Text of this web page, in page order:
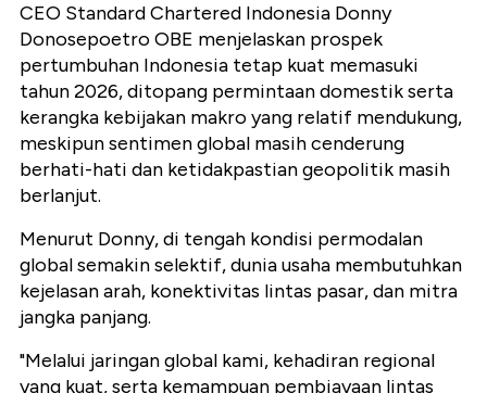
CEO Standard Chartered Indonesia Donny
Donosepoetro OBE menjelaskan prospek
pertumbuhan Indonesia tetap kuat memasuki
tahun 2026, ditopang permintaan domestik serta
kerangka kebijakan makro yang relatif mendukung,
meskipun sentimen global masih cenderung
berhati-hati dan ketidakpastian geopolitik masih
berlanjut.
Menurut Donny, di tengah kondisi permodalan
global semakin selektif, dunia usaha membutuhkan
kejelasan arah, konektivitas lintas pasar, dan mitra
jangka panjang.
"Melalui jaringan global kami, kehadiran regional
yang kuat, serta kemampuan pembiayaan lintas